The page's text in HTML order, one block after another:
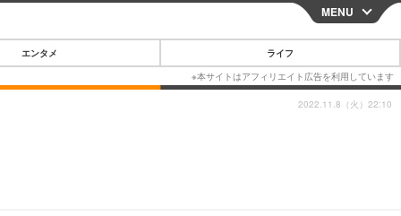
CLOSE
MENU
エンタメ ライフ
2022.11.8（火）22:10